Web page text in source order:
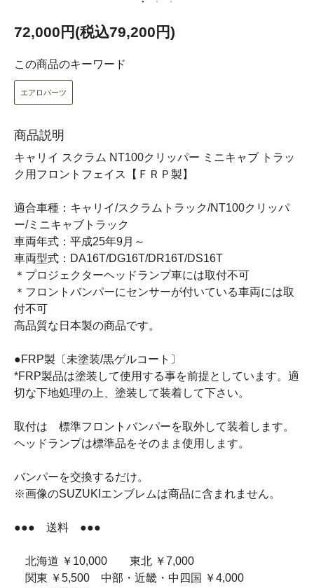
72,000円(税込79,200円)
この商品のキーワード
エアロパーツ
商品説明
キャリイ スクラム NT100クリッパー ミニキャブ トラッ
ク用フロントフェイス【ＦＲＰ製】
適合車種：キャリイ/スクラムトラック/NT100クリッパ
ー/ミニキャブトラック
車両年式：平成25年9月～
車両型式：DA16T/DG16T/DR16T/DS16T
＊プロジェクターヘッドランプ車には取付不可
＊フロントバンパーにセンサーが付いている車両には取
付不可
高品質な日本製の商品です。
●FRP製〔未塗装/黒ゲルコート〕
*FRP製品は塗装して使用する事を前提としています。適
切な下地処理の上、塗装して装着して下さい。
取付は 標準フロントバンパーを取外して装着します。
ヘッドランプは標準品をそのまま使用します。
バンパーを交換するだけ。
※画像のSUZUKIエンブレムは商品に含まれません。
●●● 送料 ●●●
北海道 ￥10,000 東北 ￥7,000
関東 ￥5,500 中部・近畿・中四国 ￥4,000